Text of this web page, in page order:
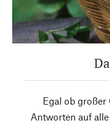
Egal ob großer
Antworten auf